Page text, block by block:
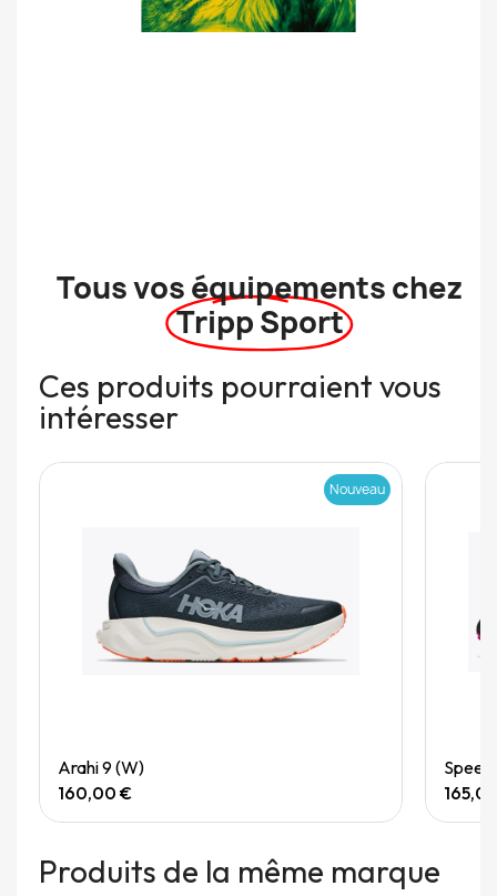
Tous vos équipements chez
Tripp Sport
Ces produits pourraient vous
intéresser
Nouveau
Arahi 9 (W)
160,00 €
Produits de la même marque